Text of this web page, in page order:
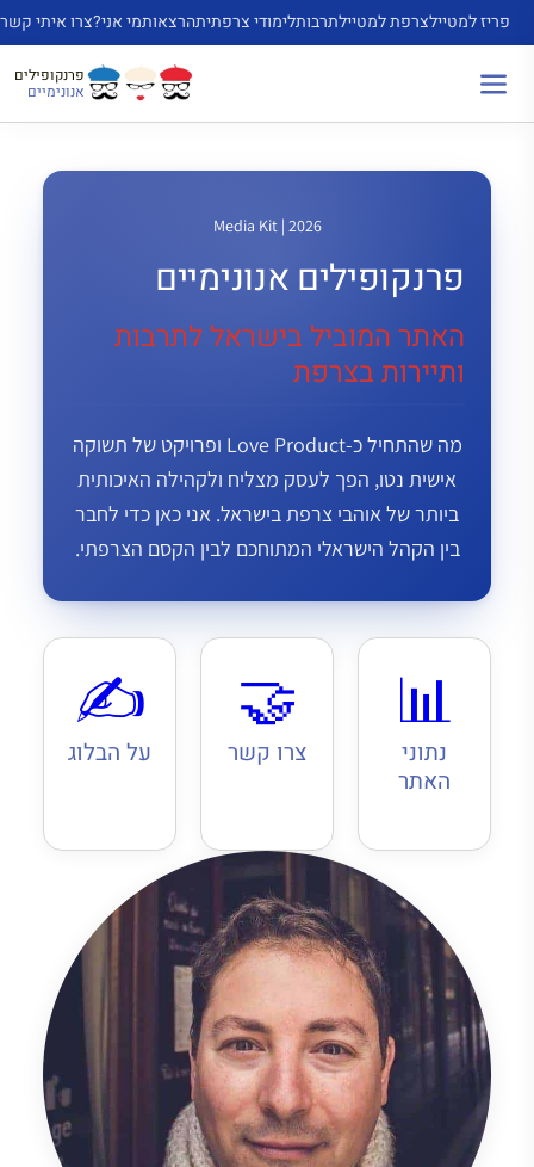
לדלג
לתוכן
פריז למטיילצרפת למטיילתרבותלימודי צרפתיתהרצאותמי אני?צרו איתי קשר
פרנקופילים
אנונימיים
Media Kit | 2026
פרנקופילים אנונימיים
האתר המוביל בישראל לתרבות
ותיירות בצרפת
מה שהתחיל כ-Love Product ופרויקט של תשוקה
אישית נטו, הפך לעסק מצליח ולקהילה האיכותית
ביותר של אוהבי צרפת בישראל. אני כאן כדי לחבר
בין הקהל הישראלי המתוחכם לבין הקסם הצרפתי.
📊
נתוני
האתר
🤝
צרו קשר
✍️
על הבלוג